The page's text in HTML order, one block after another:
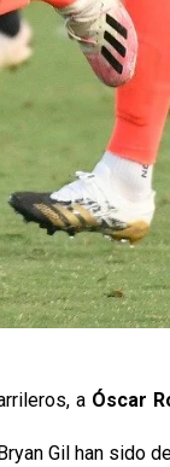
a Óscar
Gil han sido